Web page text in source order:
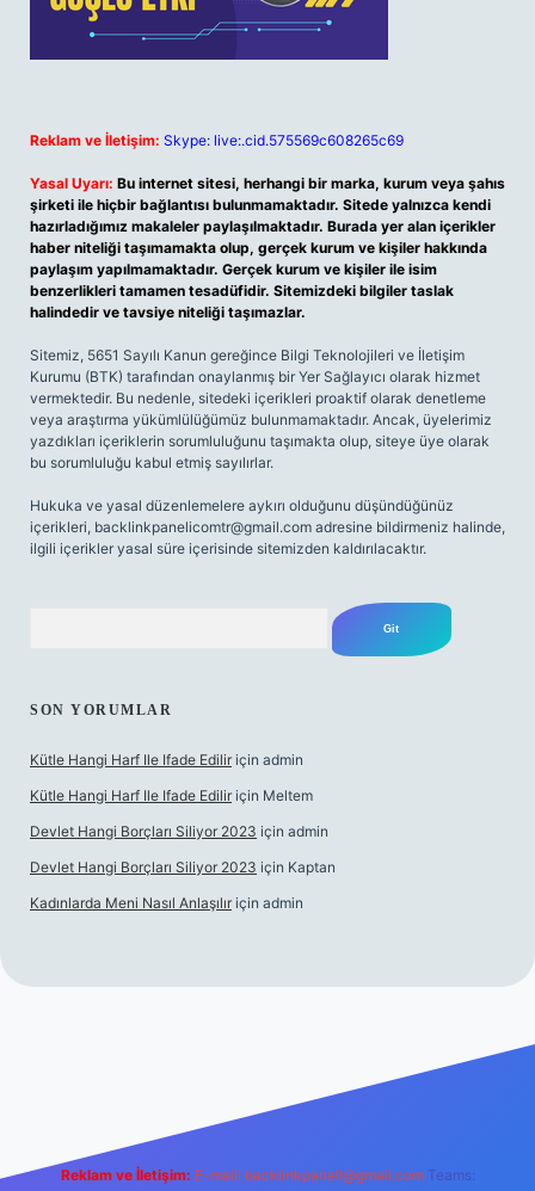
Reklam ve İletişim: Skype: live:.cid.575569c608265c69
Yasal Uyarı: Bu internet sitesi, herhangi bir marka, kurum veya şahıs
şirketi ile hiçbir bağlantısı bulunmamaktadır. Sitede yalnızca kendi
hazırladığımız makaleler paylaşılmaktadır. Burada yer alan içerikler
haber niteliği taşımamakta olup, gerçek kurum ve kişiler hakkında
paylaşım yapılmamaktadır. Gerçek kurum ve kişiler ile isim
benzerlikleri tamamen tesadüfidir. Sitemizdeki bilgiler taslak
halindedir ve tavsiye niteliği taşımazlar.
Sitemiz, 5651 Sayılı Kanun gereğince Bilgi Teknolojileri ve İletişim
Kurumu (BTK) tarafından onaylanmış bir Yer Sağlayıcı olarak hizmet
vermektedir. Bu nedenle, sitedeki içerikleri proaktif olarak denetleme
veya araştırma yükümlülüğümüz bulunmamaktadır. Ancak, üyelerimiz
yazdıkları içeriklerin sorumluluğunu taşımakta olup, siteye üye olarak
bu sorumluluğu kabul etmiş sayılırlar.
Hukuka ve yasal düzenlemelere aykırı olduğunu düşündüğünüz
içerikleri, backlinkpanelicomtr@gmail.com adresine bildirmeniz halinde,
ilgili içerikler yasal süre içerisinde sitemizden kaldırılacaktır.
SON YORUMLAR
Kütle Hangi Harf Ile Ifade Edilir için admin
Kütle Hangi Harf Ile Ifade Edilir için Meltem
Devlet Hangi Borçları Siliyor 2023 için admin
Devlet Hangi Borçları Siliyor 2023 için Kaptan
Kadınlarda Meni Nasıl Anlaşılır için admin
Betexper giriş
Reklam ve İletişim: E-mail: backlinkpaneli@gmail.com Teams: